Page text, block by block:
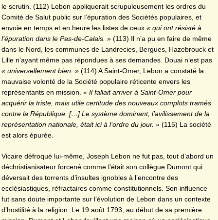
le scrutin. (112) Lebon appliquerait scrupuleusement les ordres du
Comité de Salut public sur l’épuration des Sociétés populaires, et
envoie en temps et en heure les listes de ceux « qui ont résisté à
l’épuration dans le Pas-de-Calais. » (113) Il n’a pu en faire de même
dans le Nord, les communes de Landrecies, Bergues, Hazebrouck et
Lille n’ayant même pas répondues à ses demandes. Douai n’est pas
« universellement bien. » (114) A Saint-Omer, Lebon a constaté la
mauvaise volonté de la Société populaire réticente envers les
représentants en mission. « Il fallait arriver à Saint-Omer pour
acquérir la triste, mais utile certitude des nouveaux complots tramés
contre la République. […] Le système dominant, l’avilissement de la
représentation nationale, était ici à l’ordre du jour. » (115) La société
est alors épurée.
Vicaire défroqué lui-même, Joseph Lebon ne fut pas, tout d’abord un
déchristianisateur forcené comme l’était son collègue Dumont qui
déversait des torrents d’insultes ignobles à l’encontre des
ecclésiastiques, réfractaires comme constitutionnels. Son influence
fut sans doute importante sur l’évolution de Lebon dans un contexte
d’hostilité à la religion. Le 19 août 1793, au début de sa première